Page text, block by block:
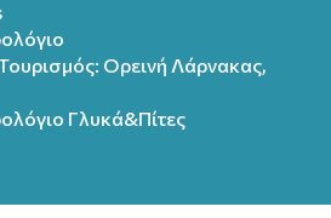
Τουρισμός: Ορεινή Λάρνακας,
Γλυκά&Πίτες